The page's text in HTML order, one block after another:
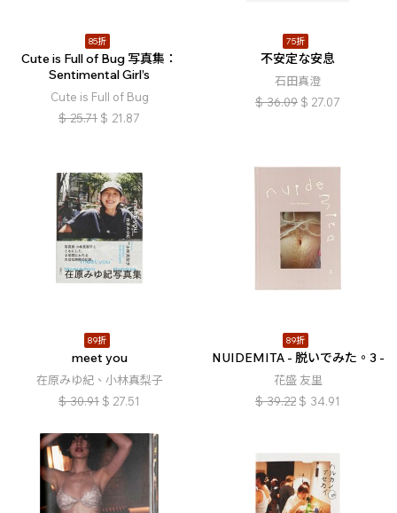
85折
Cute is Full of Bug 写真集：
Sentimental Girl’s
Cute is Full of Bug
$ 25.71 $ 21.87
75折
不安定な安息
石田真澄
$ 36.09 $ 27.07
89折
meet you
在原みゆ紀、小林真梨子
$ 30.91 $ 27.51
89折
NUIDEMITA - 脱いでみた。3 -
花盛 友里
$ 39.22 $ 34.91